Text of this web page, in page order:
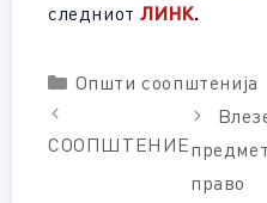
следниот ЛИНК.
Categories
Општи соопштенија
СООПШТЕНИЕ
право